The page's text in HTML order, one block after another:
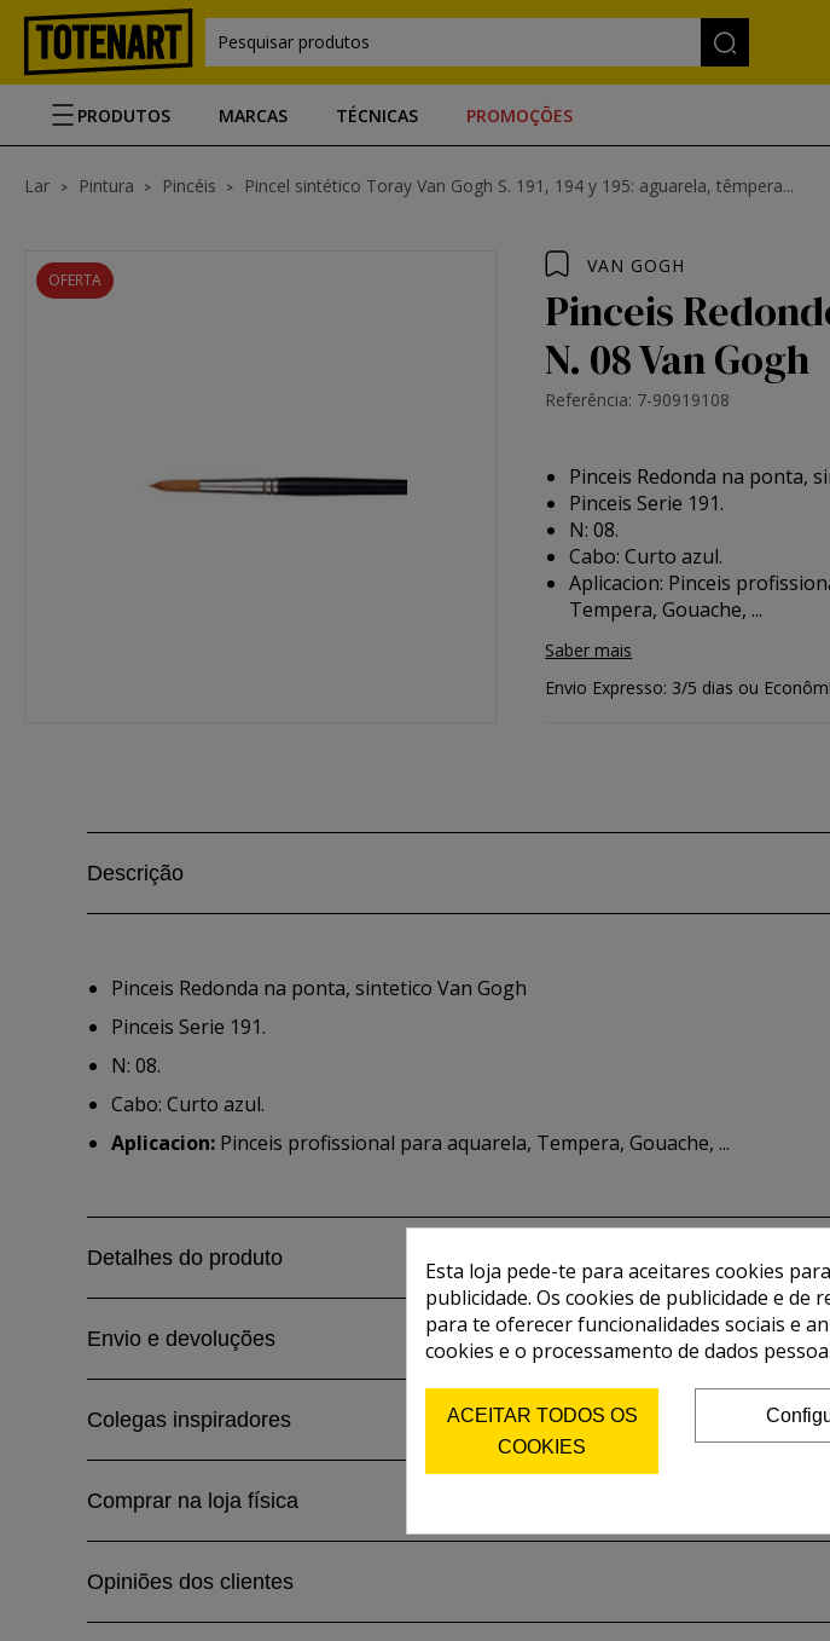
Pesquisar produtos
PRODUTOS MARCAS TÉCNICAS PROMOÇÕES
Lar Pintura Pincéis Pincel sintético Toray Van Gogh S. 191, 194 y 195: aguarela, têmpera...
OFERTA
VAN GOGH
Pinceis
N. 08 Van Gogh
Referência: 7-90919108
Pinceis Redonda na ponta,
Pinceis Serie 191.
N: 08.
Cabo: Curto azul.
Aplicacion: Pinceis
Tempera, Gouache, ...
Saber mais
Envio Expresso: 3/5 dias ou
Descrição
Pinceis Redonda na ponta, sintetico Van Gogh
Pinceis Serie 191.
N: 08.
Cabo: Curto azul.
Aplicacion: Pinceis profissional para aquarela, Tempera, Gouache, ...
Detalhes do produto
Envio e devoluções
Colegas inspiradores
Comprar na loja física
Opiniões dos clientes
Esta loja pede-te para aceitares cookies
publicidade. Os cookies de publicidade e de
para te oferecer funcionalidades sociais e
cookies e o processamento de dados
ACEITAR TODOS OS
COOKIES